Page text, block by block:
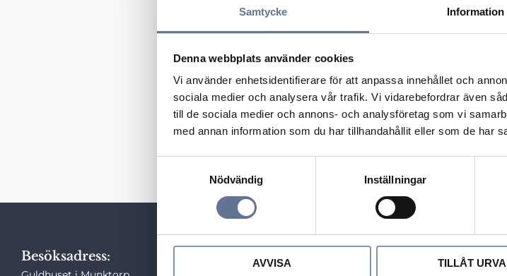
Samtycke Information
Denna webbplats använder cookies
Vi använder enhetsidentifierare för att anpassa innehållet och
sociala medier och analysera vår trafik. Vi vidarebefordrar även
till de sociala medier och annons- och analysföretag som vi
med annan information som du har tillhandahållit eller som de har
y
Nödvändig Inställningar
AVVISA TILLÅT
Jokkmokk Armring
2 295kr
Snöstjärna
2 295 kr
Besöksadress: Snabblänkar